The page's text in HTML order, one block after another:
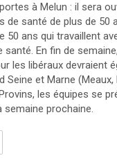
à Melun : il sera
de santé de plus de 50
50 ans qui travaillent
En fin de
les libéraux devraient
Seine et Marne (Meaux,
les équipes se
semaine prochaine.